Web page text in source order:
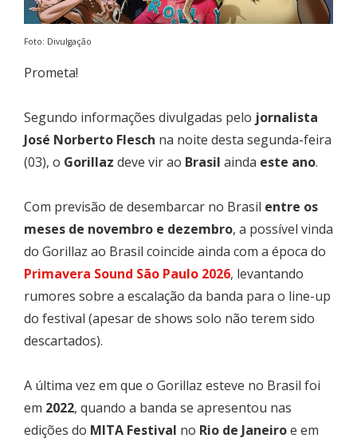
Foto: Divulgação
Prometa!
Segundo informações divulgadas pelo jornalista
José Norberto Flesch na noite desta segunda-feira
(03), o Gorillaz deve vir ao Brasil ainda este ano.
Com previsão de desembarcar no Brasil entre os
meses de novembro e dezembro, a possível vinda
do Gorillaz ao Brasil coincide ainda com a época do
Primavera Sound São Paulo 2026, levantando
rumores sobre a escalação da banda para o line-up
do festival (apesar de shows solo não terem sido
descartados).
A última vez em que o Gorillaz esteve no Brasil foi
em 2022, quando a banda se apresentou nas
edições do MITA Festival no Rio de Janeiroe em